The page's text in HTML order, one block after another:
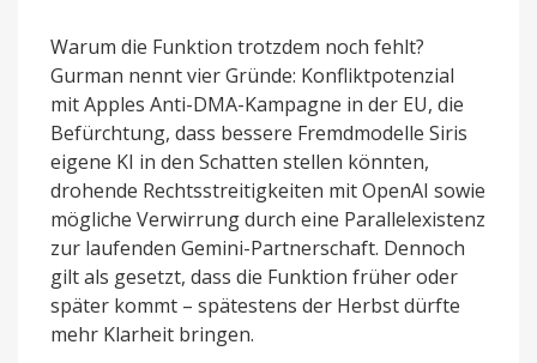
Warum die Funktion trotzdem noch fehlt?
Gurman nennt vier Gründe: Konfliktpotenzial
mit Apples Anti-DMA-Kampagne in der EU, die
Befürchtung, dass bessere Fremdmodelle Siris
eigene KI in den Schatten stellen könnten,
drohende Rechtsstreitigkeiten mit OpenAI sowie
mögliche Verwirrung durch eine Parallelexistenz
zur laufenden Gemini-Partnerschaft. Dennoch
gilt als gesetzt, dass die Funktion früher oder
später kommt – spätestens der Herbst dürfte
mehr Klarheit bringen.